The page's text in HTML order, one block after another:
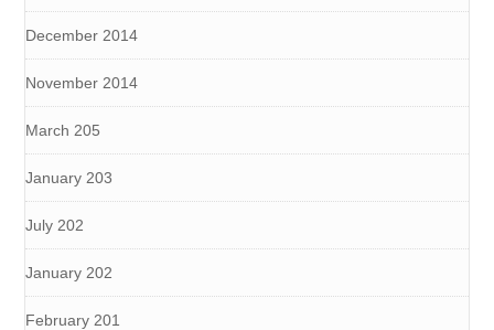
December 2014
November 2014
March 205
January 203
July 202
January 202
February 201